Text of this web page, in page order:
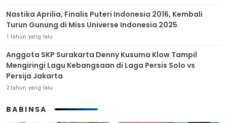
Nastika Aprilia, Finalis Puteri Indonesia 2016, Kembali
Turun Gunung di Miss Universe Indonesia 2025
1 tahun yang lalu
Anggota SKP Surakarta Denny Kusuma Klow Tampil
Mengiringi Lagu Kebangsaan di Laga Persis Solo vs
Persija Jakarta
2 tahun yang lalu
BABINSA